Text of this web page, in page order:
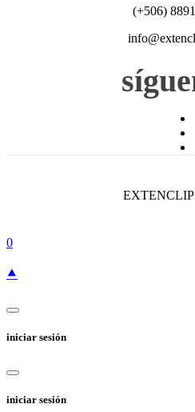
(+506)
0
⯅
iniciar sesión
iniciar sesión